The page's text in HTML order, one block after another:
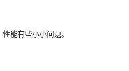
能有些小小问题。